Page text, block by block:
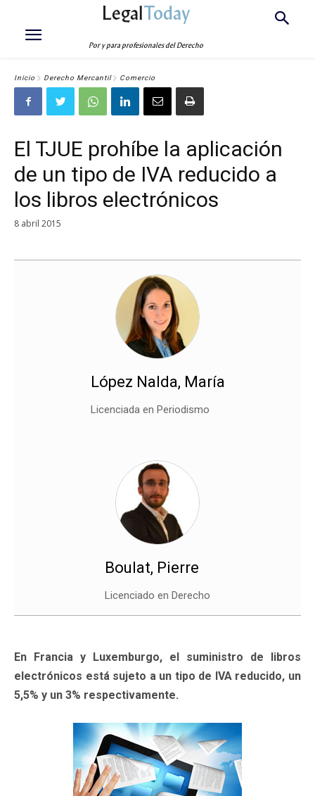
LegalToday
Por y para profesionales del Derecho
Inicio Derecho Mercantil Comercio
El TJUE prohíbe la aplicación
de un tipo de IVA reducido a
los libros electrónicos
8 abril 2015
López Nalda, María
Licenciada en Periodismo
Boulat, Pierre
Licenciado en Derecho
En Francia y Luxemburgo, el suministro de libros
electrónicos está sujeto a un tipo de IVA reducido, un
5,5% y un 3% respectivamente.